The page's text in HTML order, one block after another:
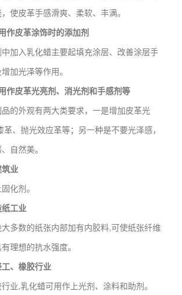
使皮革手感滑爽、柔软、丰满。
作皮革涂饰时的添加剂
入乳化蜡主要起填充涂层、改善涂层手
加光泽等作用。
作皮革光亮剂、消光剂和手感剂等
外观有两大类要求，一是增加皮革光
、抛光效应革等；另一种是不要光泽感，
自然美。
业
化剂。
工业
数的纸张内部加有内胶料,可使纸张纤维
理想的抗水强度。
、橡胶行业
,乳化蜡可用作上光剂、涂料和助剂。